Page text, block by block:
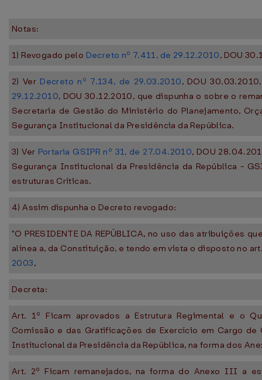
Notas:
1) Revogado pelo Decreto nº 7.411, de 29.12.2010, DOU
2) Ver Decreto nº 7.134, de 29.03.2010, DOU
29.12.2010, DOU 30.12.2010, que dispunha o sobre o
Secretaria de Gestão do Ministério do Planejamento,
Segurança Institucional da Presidência da República.
3) Ver Portaria GSIPR nº 31, de 27.04.2010, DOU
Segurança Institucional da Presidência da República -
estruturas Críticas.
4) Assim dispunha o Decreto revogado:
"O PRESIDENTE DA REPÚBLICA, no uso das atribuições
alínea a, da Constituição, e tendo em vista o disposto no
2003,
Decreta:
Art. 1º Ficam aprovados a Estrutura Regimental e o
Comissão e das Gratificações de Exercício em Cargo
Institucional da Presidência da República, na forma dos
Art. 2º Ficam remanejados, na forma do Anexo III a